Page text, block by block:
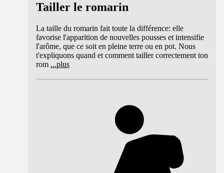
Tailler le romarin
La taille du romarin fait toute la différence: elle
favorise l'apparition de nouvelles pousses et intensifie
l'arôme, que ce soit en pleine terre ou en pot. Nous
t'expliquons quand et comment tailler correctement ton
rom ...plus